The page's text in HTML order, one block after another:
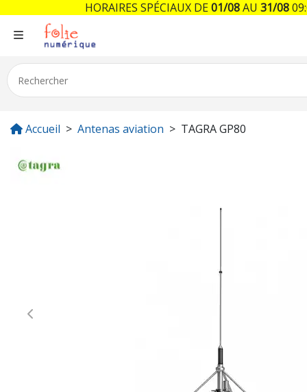
Accueil Antenas aviation TAGRA GP80
Previous
HORAIRES SPÉCIAUX DE01/08AU 31/08